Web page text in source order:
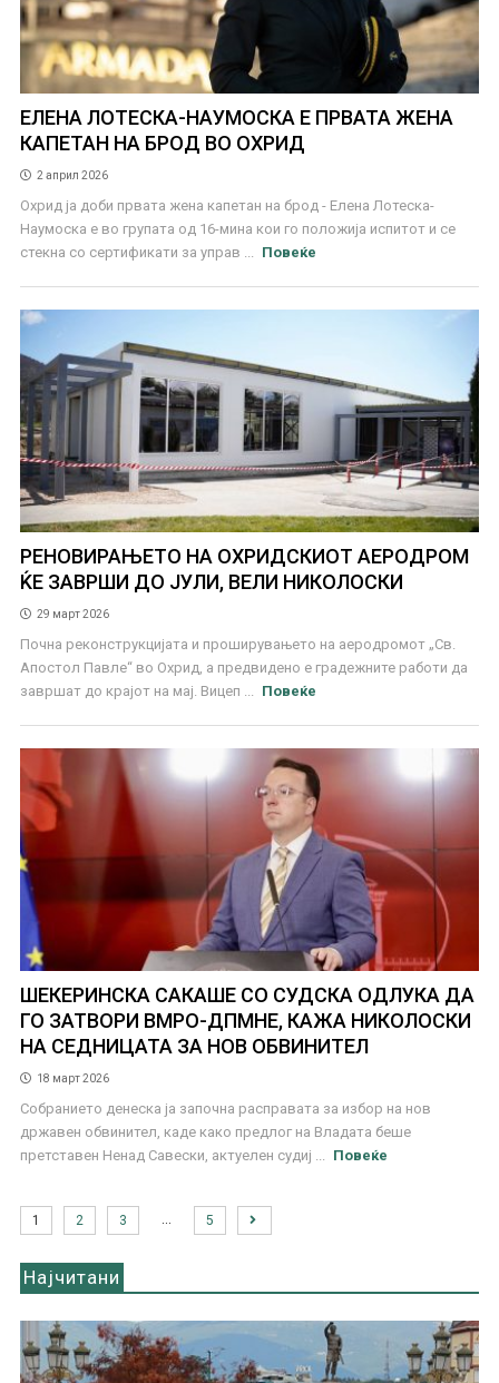
ЕЛЕНА ЛОТЕСКА-НАУМОСКА Е ПРВАТА ЖЕНА
КАПЕТАН НА БРОД ВО ОХРИД
2 април 2026
Охрид ја доби првата жена капетан на брод - Елена Лотеска-
Наумоска е во групата од 16-мина кои го положија испитот и се
стекна со сертификати за управ ...
Повеќе
РЕНОВИРАЊЕТО НА ОХРИДСКИОТ АЕРОДРОМ
ЌЕ ЗАВРШИ ДО ЈУЛИ, ВЕЛИ НИКОЛОСКИ
29 март 2026
Почна реконструкцијата и проширувањето на аеродромот „Св.
Апостол Павле“ во Охрид, а предвидено е градежните работи да
завршат до крајот на мај. Вицеп ...
Повеќе
ШЕКЕРИНСКА САКАШЕ СО СУДСКА ОДЛУКА ДА
ГО ЗАТВОРИ ВМРО-ДПМНЕ, КАЖА НИКОЛОСКИ
НА СЕДНИЦАТА ЗА НОВ ОБВИНИТЕЛ
18 март 2026
Собранието денеска ја започна расправата за избор на нов
државен обвинител, каде како предлог на Владата беше
претставен Ненад Савески, актуелен судиј ...
Повеќе
1 2 3 5
Најчитани